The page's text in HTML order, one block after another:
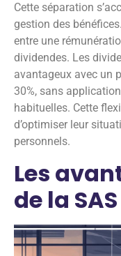
Cette séparation
gestion des
entre une
dividendes. Les
avantageux avec un
30%, sans
habituelles. Cette
d’optimiser leur
personnels.
Les
de la SAS